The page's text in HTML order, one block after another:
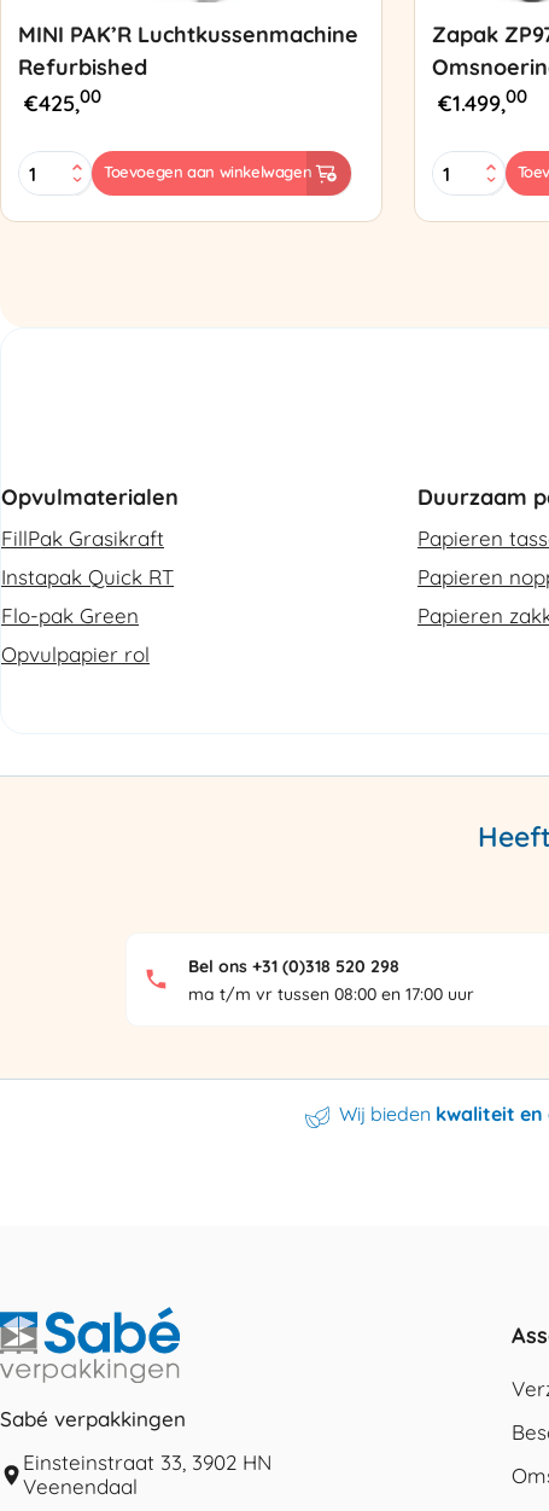
MINI PAK’R Luchtkussenmachine
Refurbished
€425,00
MINI
PAK'R
Toevoegen aan winkelwagen
Zapak
€1.499,00
Zapak
ZP97
Opvulmaterialen
FillPak Grasikraft
Instapak Quick RT
Flo-pak Green
Opvulpapier rol
Duurzaam
Papieren
Papieren
Papieren
Bel ons +31 (0)318 520 298
ma t/m vr tussen 08:00 en 17:00 uur
Wij bieden kwaliteit en
Sabé verpakkingen
Einsteinstraat 33, 3902 HN
Veenendaal